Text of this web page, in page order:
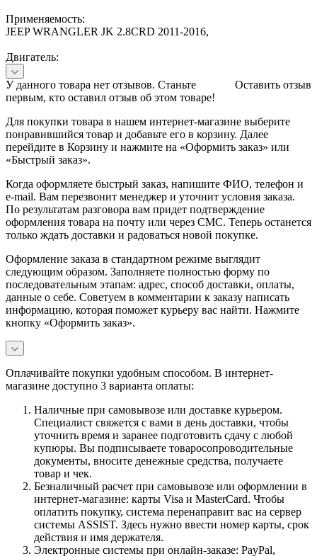
Применяемость:
JEEP WRANGLER JK 2.8CRD 2011-2016,
Двигатель:
Оставить отзыв
У данного товара нет отзывов. Станьте
первым, кто оставил отзыв об этом товаре!
Для покупки товара в нашем интернет-магазине выберите
понравившийся товар и добавьте его в корзину. Далее
перейдите в Корзину и нажмите на «Оформить заказ» или
«Быстрый заказ».
Когда оформляете быстрый заказ, напишите ФИО, телефон и
e-mail. Вам перезвонит менеджер и уточнит условия заказа.
По результатам разговора вам придет подтверждение
оформления товара на почту или через СМС. Теперь останется
только ждать доставки и радоваться новой покупке.
Оформление заказа в стандартном режиме выглядит
следующим образом. Заполняете полностью форму по
последовательным этапам: адрес, способ доставки, оплаты,
данные о себе. Советуем в комментарии к заказу написать
информацию, которая поможет курьеру вас найти. Нажмите
кнопку «Оформить заказ».
Оплачивайте покупки удобным способом. В интернет-
магазине доступно 3 варианта оплаты:
Наличные при самовывозе или доставке курьером.
Специалист свяжется с вами в день доставки, чтобы
уточнить время и заранее подготовить сдачу с любой
купюры. Вы подписываете товаросопроводительные
документы, вносите денежные средства, получаете
товар и чек.
Безналичный расчет при самовывозе или оформлении в
интернет-магазине: карты Visa и MasterCard. Чтобы
оплатить покупку, система перенаправит вас на сервер
системы ASSIST. Здесь нужно ввести номер карты, срок
действия и имя держателя.
Электронные системы при онлайн-заказе: PayPal,